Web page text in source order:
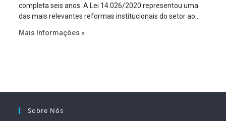
completa seis anos. A Lei 14.026/2020 representou uma
das mais relevantes reformas institucionais do setor ao
serviços, ampliar a participação da iniciativa privada,
Mais Informações »
Sobre Nós